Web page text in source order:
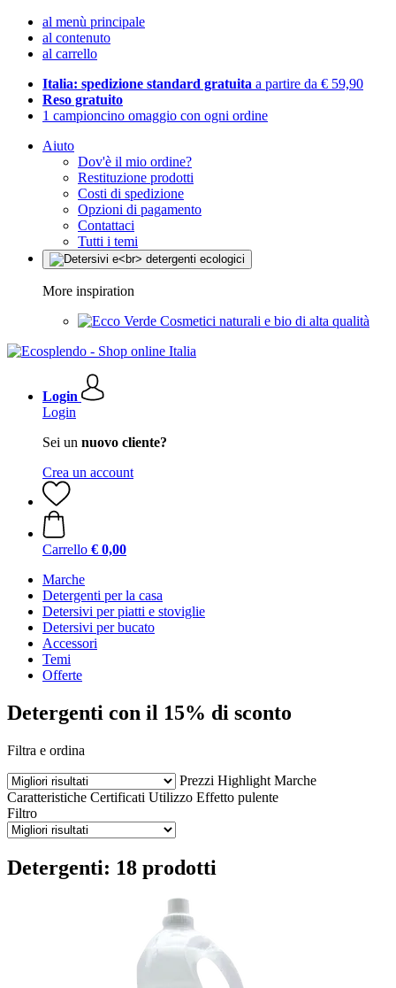
al menù principale
al contenuto
al carrello
Italia: spedizione standard gratuita a partire da € 59,90
Reso gratuito
1 campioncino omaggio con ogni ordine
Aiuto
Dov'è il mio ordine?
Restituzione prodotti
Costi di spedizione
Opzioni di pagamento
Contattaci
Tutti i temi
More inspiration
Cosmetici naturali e bio di alta qualità
Login
Login
Sei un nuovo cliente?
Crea un account
Carrello € 0,00
Marche
Detergenti per la casa
Detersivi per piatti e stoviglie
Detersivi per bucato
Accessori
Temi
Offerte
Detergenti con il 15% di sconto
Filtra e ordina
Prezzi Highlight Marche
Caratteristiche Certificati Utilizzo Effetto pulente
Filtro
Detergenti: 18 prodotti